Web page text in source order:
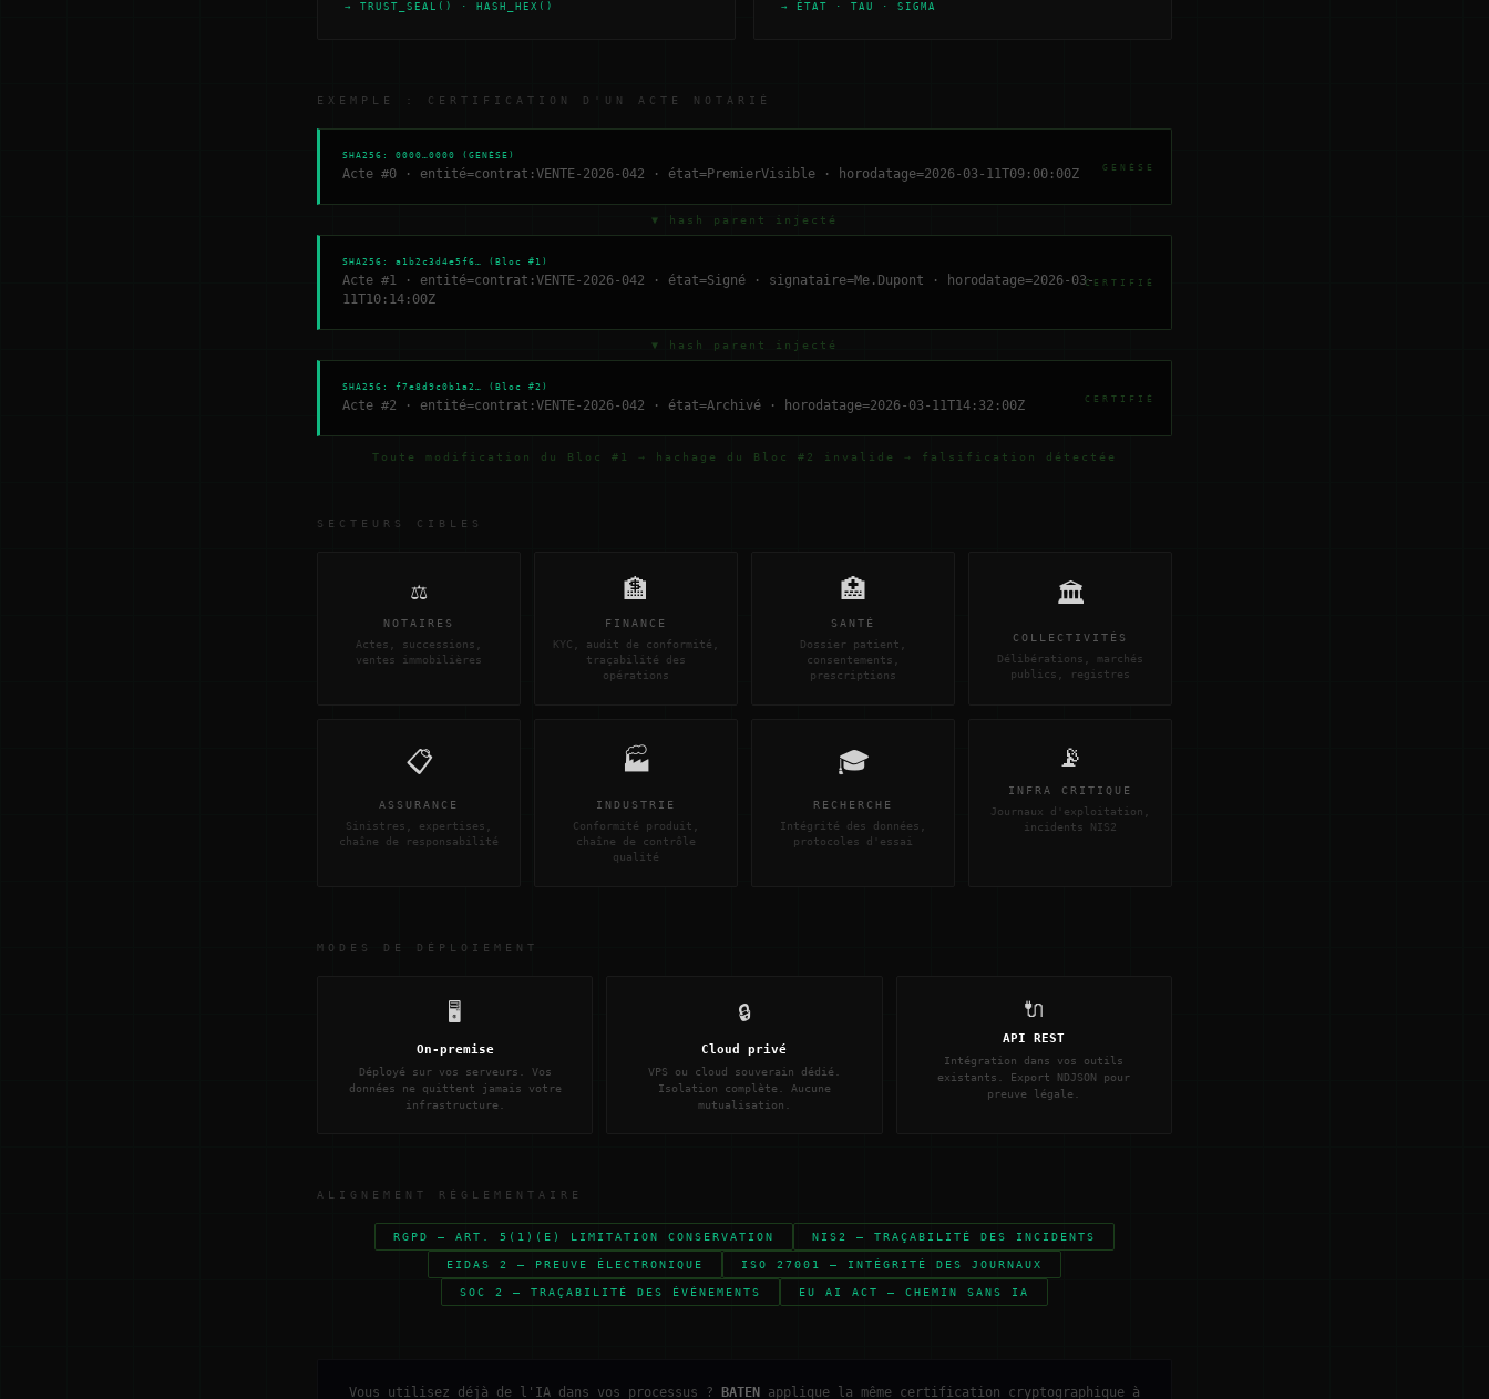
→ TRUST_SEAL() · HASH_HEX() → ÉTAT · TAU · SIGMA
EXEMPLE : CERTIFICATION D'UN ACTE NOTARIÉ
SHA256: 0000…0000 (GENÈSE)
Acte #0 · entité=contrat:VENTE-2026-042 · état=PremierVisible · horodatage=2026-03-11T09:00:00Z GENÈSE
▼ hash parent injecté
SHA256: a1b2c3d4e5f6… (Bloc #1)
Acte #1 · entité=contrat:VENTE-2026-042 · état=Signé · signataire=Me.Dupont · horodatage=2026-03-
11T10:14:00Z
CERTIFIÉ
▼ hash parent injecté
SHA256: f7e8d9c0b1a2… (Bloc #2)
Acte #2 · entité=contrat:VENTE-2026-042 · état=Archivé · horodatage=2026-03-11T14:32:00Z CERTIFIÉ
Toute modification du Bloc #1 → hachage du Bloc #2 invalide → falsification détectée
SECTEURS CIBLES
⚖️
NOTAIRES
Actes, successions,
ventes immobilières
🏦
FINANCE
KYC, audit de conformité,
traçabilité des
opérations
🏥
SANTÉ
Dossier patient,
consentements,
prescriptions
🏛️
COLLECTIVITÉS
Délibérations, marchés
publics, registres
📋
ASSURANCE
Sinistres, expertises,
chaîne de responsabilité
🏭
INDUSTRIE
Conformité produit,
chaîne de contrôle
qualité
🎓
RECHERCHE
Intégrité des données,
protocoles d'essai
📡
INFRA CRITIQUE
Journaux d'exploitation,
incidents NIS2
MODES DE DÉPLOIEMENT
🖥️
On-premise
Déployé sur vos serveurs. Vos
données ne quittent jamais votre
infrastructure.
🔒
Cloud privé
VPS ou cloud souverain dédié.
Isolation complète. Aucune
mutualisation.
🔌
API REST
Intégration dans vos outils
existants. Export NDJSON pour
preuve légale.
ALIGNEMENT RÉGLEMENTAIRE
RGPD — ART. 5(1)(E) LIMITATION CONSERVATION NIS2 — TRAÇABILITÉ DES INCIDENTS
EIDAS 2 — PREUVE ÉLECTRONIQUE ISO 27001 — INTÉGRITÉ DES JOURNAUX
SOC 2 — TRAÇABILITÉ DES ÉVÉNEMENTS EU AI ACT — CHEMIN SANS IA
Vous utilisez déjà de l'IA dans vos processus ? BATEN applique la même certification cryptographique à